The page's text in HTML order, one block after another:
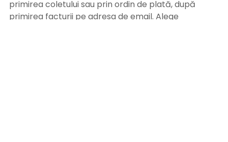
primirea coletului sau prin ordin de plată, după
primirea facturii pe adresa de email. Alege